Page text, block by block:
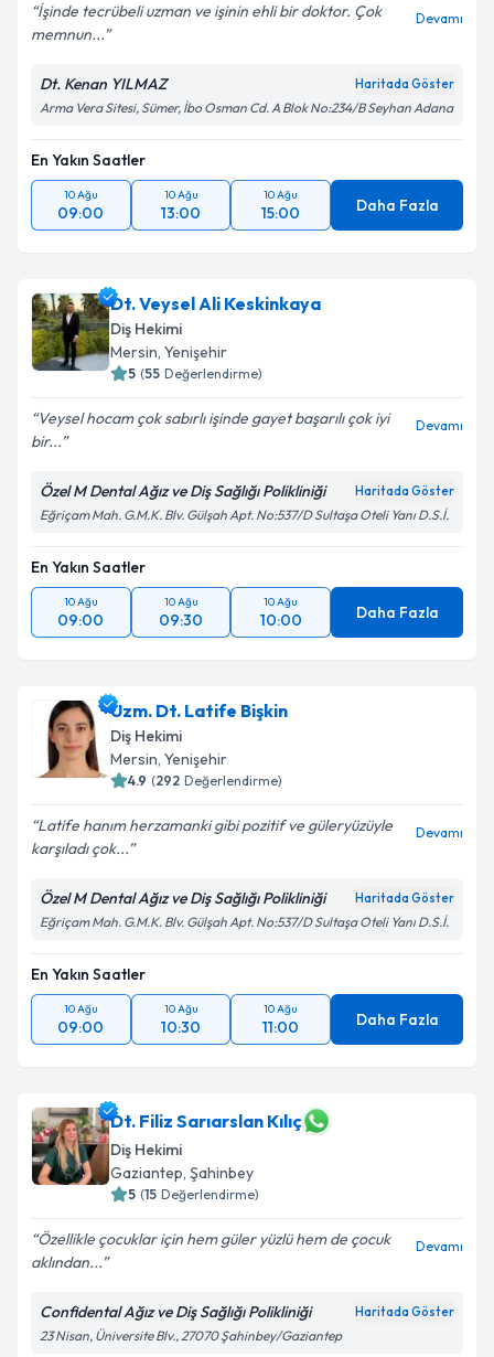
İşinde tecrübeli uzman ve işinin ehli bir doktor. Çok
memnun...
Devamı
Dt. Kenan YILMAZ Haritada Göster
Arma Vera Sitesi, Sümer, İbo Osman Cd. A Blok No:234/B Seyhan Adana
En Yakın Saatler
10 Ağu
09:00
10 Ağu
13:00
10 Ağu
15:00 Daha Fazla
Dt. Veysel Ali Keskinkaya
Diş Hekimi
Mersin, Yenişehir
5 (55 Değerlendirme)
Veysel hocam çok sabırlı işinde gayet başarılı çok iyi
bir...
Devamı
Özel M Dental Ağız ve Diş Sağlığı Polikliniği Haritada Göster
Eğriçam Mah. G.M.K. Blv. Gülşah Apt. No:537/D Sultaşa Oteli Yanı D.S.İ.
En Yakın Saatler
10 Ağu
09:00
10 Ağu
09:30
10 Ağu
10:00 Daha Fazla
Uzm. Dt. Latife Bişkin
Diş Hekimi
Mersin, Yenişehir
4.9 (292 Değerlendirme)
Latife hanım herzamanki gibi pozitif ve güleryüzüyle
karşıladı çok...
Devamı
Özel M Dental Ağız ve Diş Sağlığı Polikliniği Haritada Göster
Eğriçam Mah. G.M.K. Blv. Gülşah Apt. No:537/D Sultaşa Oteli Yanı D.S.İ.
En Yakın Saatler
10 Ağu
09:00
10 Ağu
10:30
10 Ağu
11:00 Daha Fazla
Dt. Filiz Sarıarslan Kılıç
Diş Hekimi
Gaziantep, Şahinbey
5 (15 Değerlendirme)
Özellikle çocuklar için hem güler yüzlü hem de çocuk
aklından...
Devamı
Confidental Ağız ve Diş Sağlığı Polikliniği Haritada Göster
23 Nisan, Üniversite Blv., 27070 Şahinbey/Gaziantep